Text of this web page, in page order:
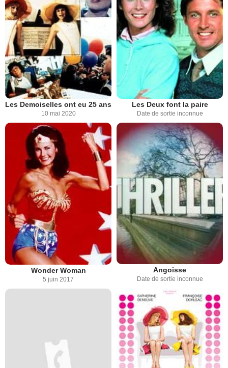
Les Demoiselles ont eu 25 ans
10 mai 2020
Les Deux font la paire
Date de sortie inconnue
Wonder Woman
5 juin 2017
Angoisse
Date de sortie inconnue